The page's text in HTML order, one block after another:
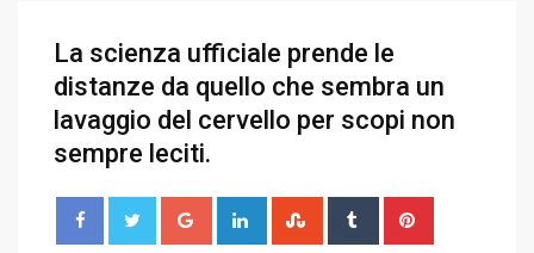
La scienza ufficiale prende le
distanze da quello che sembra un
lavaggio del cervello per scopi non
sempre leciti.
o
i
t
u
i